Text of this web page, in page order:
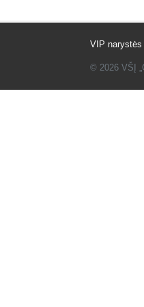
VIP narystės
© 2026 VŠĮ